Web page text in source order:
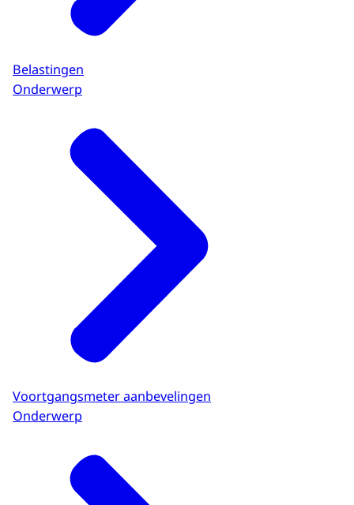
Belastingen
Onderwerp
Voortgangsmeter aanbevelingen
Onderwerp